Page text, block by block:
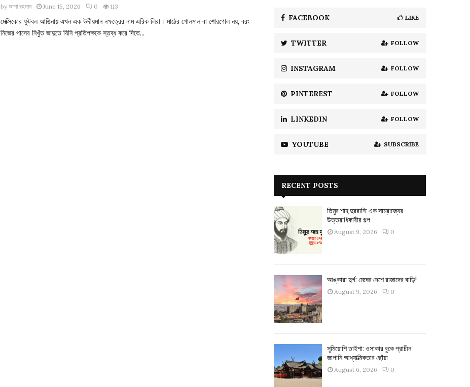
byআশা রহমান June 15, 2026 0 113
মেক্সিকোর ফুটবল আঙিনায় এখন এক উদীয়মান নক্ষত্রের নাম এরিক লিরা। মাঠের গোলমাল বা শোরগোল নয়, বরং
নিজের পাসের নিখুঁত জাদুতে যিনি প্রতিপক্ষকে স্তব্ধ করে দিতে...
C
H
FACEBOOK LIKE
TWITTER FOLLOW
INSTAGRAM FOLLOW
PINTEREST FOLLOW
LINKEDIN FOLLOW
YOUTUBE SUBSCRIBE
RECENT POSTS
তিমুর শাহ দুররানি: এক সাম্রাজ্যের
উত্তরাধিকারীর গল্প
August 9, 2026 0
আঙ্কারা দুর্গ: মেঘের দেশে রাজাদের বাড়ি!
August 9, 2026 0
সুমিয়োশি তাইশা: ওসাকার বুকে প্রাচীন
জাপানি আধ্যাত্মিকতার ছোঁয়া
August 6, 2026 0